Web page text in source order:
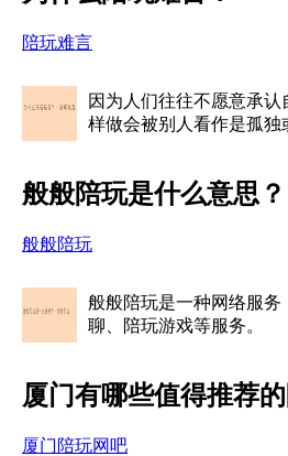
陪玩难言
因为人们往往不愿意承
样做会被别人看作是孤独
般般陪玩是什么意思？
般般陪玩
般般陪玩是一种网络服务
聊、陪玩游戏等服务。
厦门有哪些值得推荐
厦门陪玩网吧